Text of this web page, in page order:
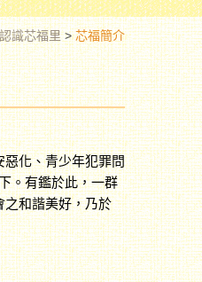
認識芯福里>芯福簡介
化、青少年犯罪問
。有鑑於此，一群
之和諧美好，乃於